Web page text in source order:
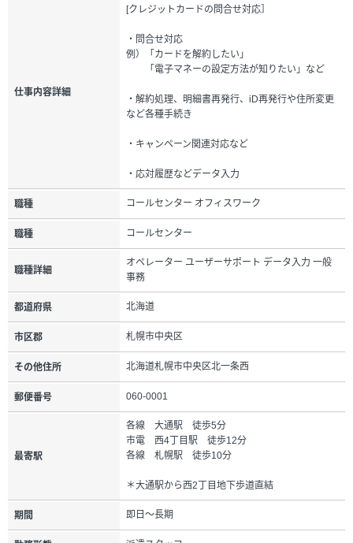
仕事内容詳細
[クレジットカードの問合せ対応］
・問合せ対応
例）「カードを解約したい」
「電子マネーの設定方法が知りたい」など
・解約処理、明細書再発行、iD再発行や住所変更
など各種手続き
・キャンペーン関連対応など
・応対履歴などデータ入力
職種 コールセンター オフィスワーク
職種 コールセンター
職種詳細
オペレーター ユーザーサポート データ入力 一般
事務
都道府県 北海道
市区郡 札幌市中央区
その他住所 北海道札幌市中央区北一条西
郵便番号 060-0001
最寄駅
各線 大通駅 徒歩5分
市電 西4丁目駅 徒歩12分
各線 札幌駅 徒歩10分
＊大通駅から西2丁目地下歩道直結
期間 即日～長期